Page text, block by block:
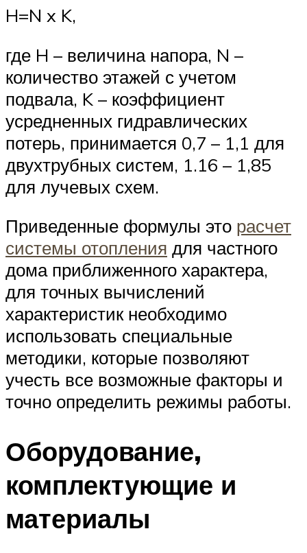
H=N x K,
где H – величина напора, N –
количество этажей с учетом
подвала, K – коэффициент
усредненных гидравлических
потерь, принимается 0,7 – 1,1 для
двухтрубных систем, 1.16 – 1,85
для лучевых схем.
Приведенные формулы это расчет
системы отопления для частного
дома приближенного характера,
для точных вычислений
характеристик необходимо
использовать специальные
методики, которые позволяют
учесть все возможные факторы и
точно определить режимы работы.
Оборудование,
комплектующие и
материалы